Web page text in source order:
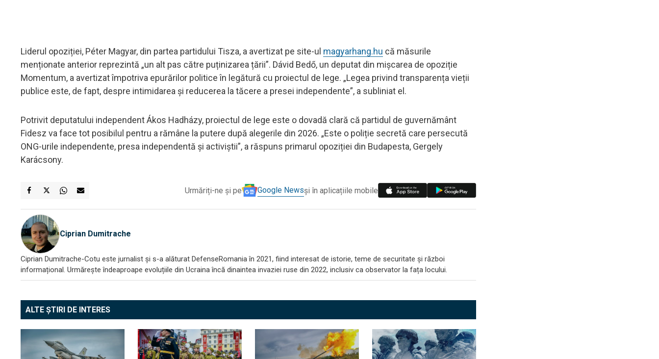
Liderul opoziției, Péter Magyar, din partea partidului Tisza, a avertizat pe site-ul magyarhang.hu că măsurile
menționate anterior reprezintă „un alt pas către puținizarea țării”. Dávid Bedő, un deputat din mișcarea de opoziție
Momentum, a avertizat împotriva epurărilor politice în legătură cu proiectul de lege. „Legea privind transparența vieții
publice este, de fapt, despre intimidarea și reducerea la tăcere a presei independente”, a subliniat el.
Potrivit deputatului independent Ákos Hadházy, proiectul de lege este o dovadă clară că partidul de guvernământ
Fidesz va face tot posibilul pentru a rămâne la putere după alegerile din 2026. „Este o poliție secretă care persecută
ONG-urile independente, presa independentă și activiștii”, a răspuns primarul opoziției din Budapesta, Gergely
Karácsony.
Urmăriți-ne și pe Google Newsși în aplicațiile mobile
Ciprian Dumitrache
Ciprian Dumitrache-Cotu este jurnalist și s-a alăturat DefenseRomania în 2021, fiind interesat de istorie, teme de securitate și război
informațional. Urmărește îndeaproape evoluțiile din Ucraina încă dinaintea invaziei ruse din 2022, inclusiv ca observator la fața locului.
ALTE ȘTIRI DE INTERES